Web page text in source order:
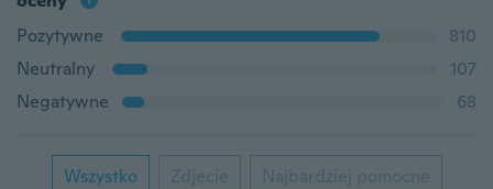
Pozytywne
810
Neutralny
107
Negatywne
68
Wszystko Zdjęcie Najbardziej pomocne